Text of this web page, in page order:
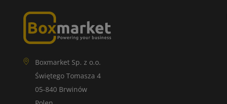
Boxmarket Sp. z o.o.
Świętego Tomasza 4
05-840 Brwinów